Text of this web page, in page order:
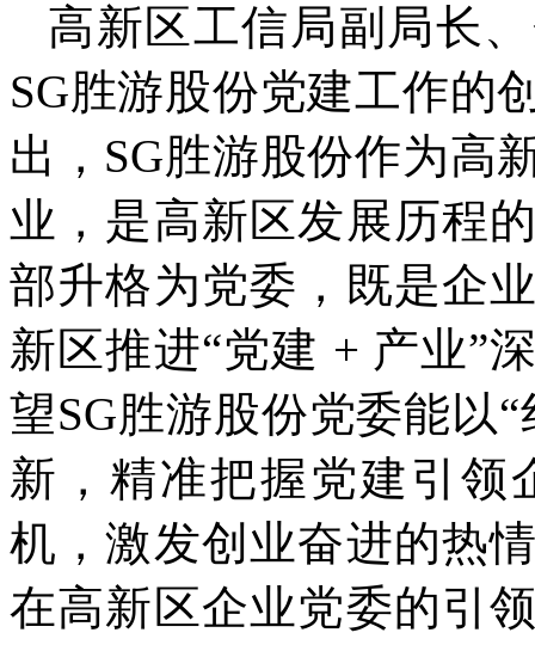
高新区工信局副局长
SG胜游股份党建工作的
出，SG胜游股份作为高
业，是高新区发展历程
部升格为党委，既是企
新区推进“党建 + 产业”
望SG胜游股份党委能以
新，精准把握党建引领
机，激发创业奋进的热
在高新区企业党委的引